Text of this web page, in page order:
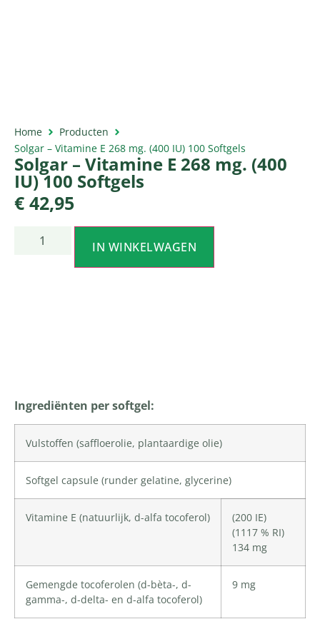
Home
Producten
Solgar – Vitamine E 268 mg. (400 IU) 100 Softgels
Solgar – Vitamine E 268 mg. (400
IU) 100 Softgels
€ 42,95
IN WINKELWAGEN
Ingrediënten per softgel:
Vulstoffen (saffloerolie, plantaardige olie)
Softgel capsule (runder gelatine, glycerine)
Vitamine E (natuurlijk, d-alfa tocoferol)
(200 IE)
(1117 % RI)
134 mg
Gemengde tocoferolen (d-bèta-, d-
gamma-, d-delta- en d-alfa tocoferol)
9 mg